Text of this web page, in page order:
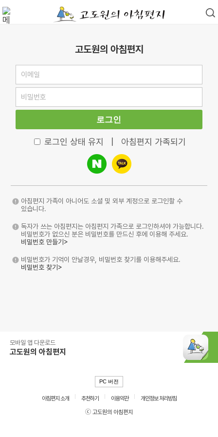
고도원의 아침편지
로그인
로그인 상태 유지 아침편지 가족되기
아침편지 가족이 아니어도 소셜 및 외부 계정으로 로그인할 수
있습니다.
독자가 쓰는 아침편지는 아침편지 가족으로 로그인하셔야 가능합니다.
비밀번호가 없으신 분은 비밀번호를 만드신 후에 이용해 주세요.
비밀번호 만들기>
비밀번호가 기억이 안날경우, 비밀번호 찾기를 이용해주세요.
비밀번호 찾기>
모바일 앱 다운로드
고도원의 아침편지
PC 버전
아침편지 소개 추천하기 이용약관
개인정보 처리방침
ⓒ 고도원의 아침편지